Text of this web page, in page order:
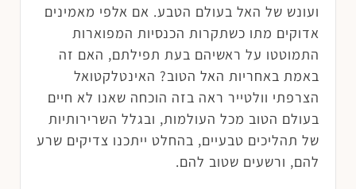
ועונש של האל בעולם הטבע. אם אלפי מאמינים
אדוקים מתו כשתקרות הכנסיות המפוארות
התמוטטו על ראשיהם בעת תפילתם, האם זה
באמת באחריות האל הטוב? האינטלקטואל
הצרפתי וולטייר ראה בזה הוכחה שאנו לא חיים
בעולם הטוב מכל העולמות, ובגלל השרירותיות
של תהליכים טבעיים, בהחלט ייתכנו צדיקים שרע
להם, ורשעים שטוב להם.